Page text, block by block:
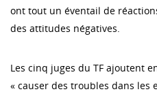
ont tout un éventail de
des attitudes négatives.
Les cinq juges du TF ajoutent
« causer des troubles dans les